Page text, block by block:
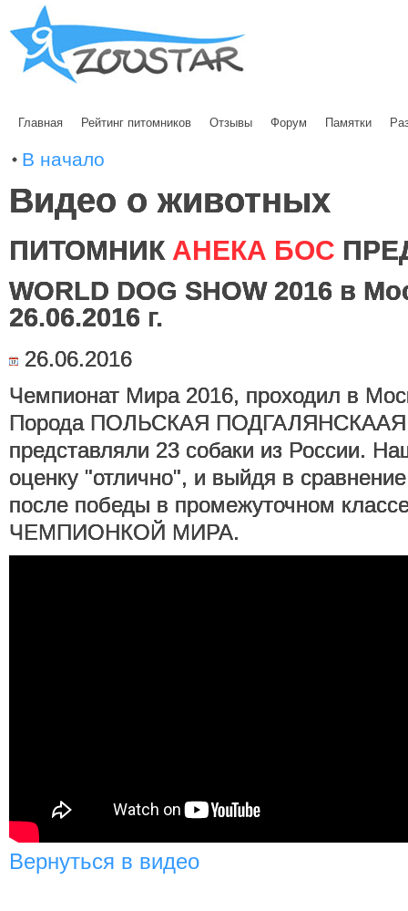
Главная Рейтинг питомников Отзывы Форум Памятки
В начало
Видео о животных
ПИТОМНИК АНЕКА БОС
WORLD DOG SHOW 2016 в
26.06.2016 г.
26.06.2016
Чемпионат Мира 2016, проходил в
Порода ПОЛЬСКАЯ
представляли 23 собаки из России.
оценку "отлично", и выйдя в
после победы в промежуточном
ЧЕМПИОНКОЙ МИРА.
Вернуться в видео